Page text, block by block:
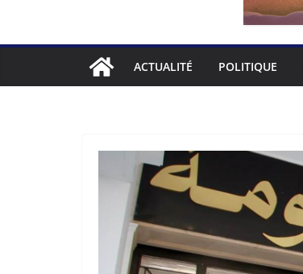
ACTUALITÉ POLITIQUE